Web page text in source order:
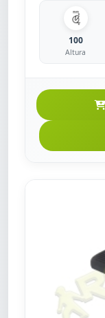
100
Altura